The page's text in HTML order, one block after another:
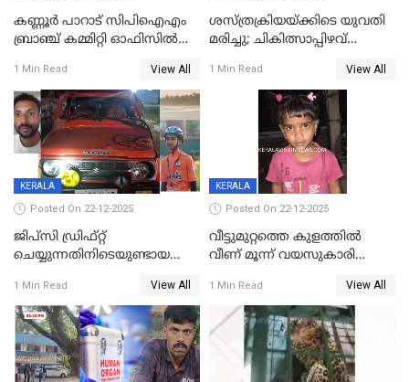
കണ്ണൂർ പാറാട് സിപിഐഎം
ബ്രാഞ്ച് കമ്മിറ്റി ഓഫിസിൽ
ചിത്രങ്ങളടക്കം കത്തിയ
നിലയിൽ
1 Min Read View All
ശസ്ത്രക്രിയയ്‌ക്കിടെ യുവതി
മരിച്ചു; ചികിത്സാപ്പിഴവ്
സംഭവം മാവേലിക്കരയിൽ
1 Min Read View All
KERALA
Posted On 22-12-2025
ജിപ്സി ഡ്രിഫ്റ്റ്
ചെയ്യുന്നതിനിടെയുണ്ടായ
ദാരുണാന്ത്യം; ജീപ്സി
ഓടിച്ചയാൾ അറസ്റ്റിൽ.
1 Min Read View All
KERALA
Posted On 22-12-2025
വീട്ടുമുറ്റത്തെ കുളത്തിൽ
വീണ് മൂന്ന് വയസുകാരി
1 Min Read View All